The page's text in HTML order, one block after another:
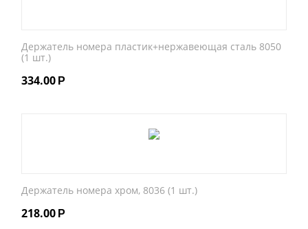
Держатель номера пластик+нержавеющая сталь 8050
(1 шт.)
334.00 Р
Держатель номера хром, 8036 (1 шт.)
218.00 Р